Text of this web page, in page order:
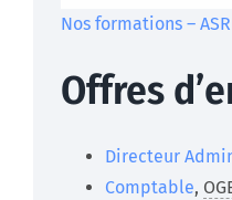
Nos formations –
Offres
Directeur
Comptable,